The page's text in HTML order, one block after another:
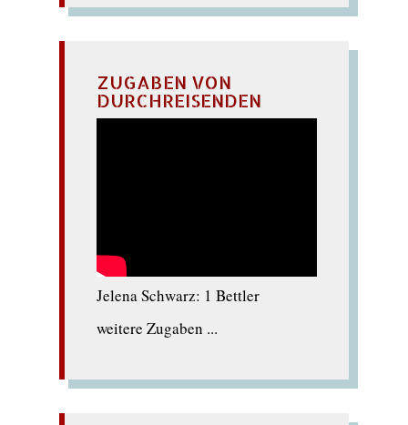
ZUGABEN VON
DURCHREISENDEN
Jelena Schwarz: 1 Bettler
weitere Zugaben ...